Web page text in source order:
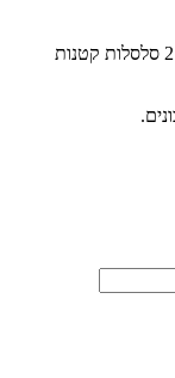
סלסלה מרובעת גדולה, סלסלה אובלית לטיטולים, 2 סלסלות קטנות